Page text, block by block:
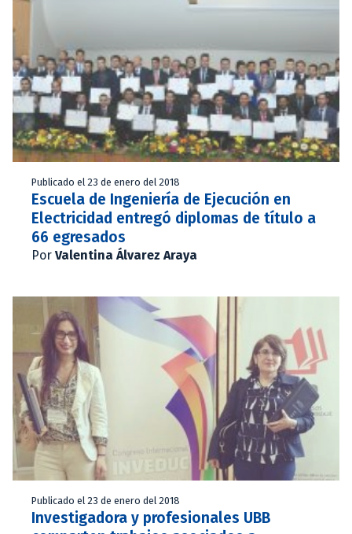
Publicado el 23 de enero del 2018
Escuela de Ingeniería de Ejecución en
Electricidad entregó diplomas de título a
66 egresados
Por Valentina Álvarez Araya
Publicado el 23 de enero del 2018
Investigadora y profesionales UBB